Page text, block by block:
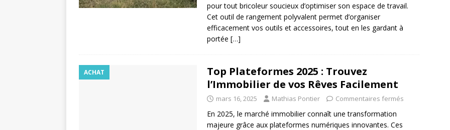
pour tout bricoleur soucieux d’optimiser son espace de travail.
Cet outil de rangement polyvalent permet d’organiser
efficacement vos outils et accessoires, tout en les gardant à
portée […]
ACHAT
Top Plateformes 2025 : Trouvez
l’Immobilier de vos Rêves Facilement
mars 16, 2025 Mathias Pontier Commentaires fermés
En 2025, le marché immobilier connaît une transformation
majeure grâce aux plateformes numériques innovantes. Ces